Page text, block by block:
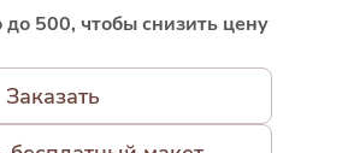
500, чтобы снизить цену
Заказать